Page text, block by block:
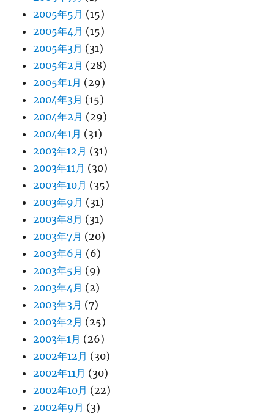
2005年5月 (15)
2005年4月 (15)
2005年3月 (31)
2005年2月 (28)
2005年1月 (29)
2004年3月 (15)
2004年2月 (29)
2004年1月 (31)
2003年12月 (31)
2003年11月 (30)
2003年10月 (35)
2003年9月 (31)
2003年8月 (31)
2003年7月 (20)
2003年6月 (6)
2003年5月 (9)
2003年4月 (2)
2003年3月 (7)
2003年2月 (25)
2003年1月 (26)
2002年12月 (30)
2002年11月 (30)
2002年10月 (22)
2002年9月 (3)